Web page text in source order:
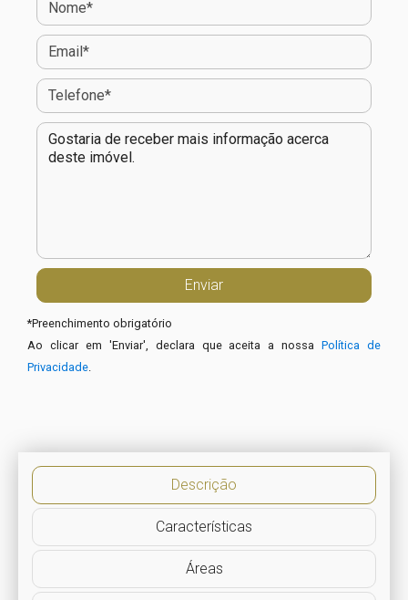
*Preenchimento obrigatório
Ao clicar em 'Enviar', declara que aceita a nossaPolítica de
Privacidade.
Descrição
Características
Áreas